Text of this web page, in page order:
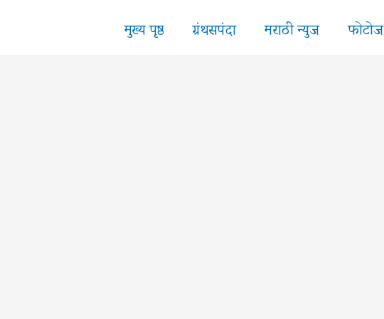
मुख्य पृष्ठ ग्रंथसपंदा मराठी न्युज फोटोज